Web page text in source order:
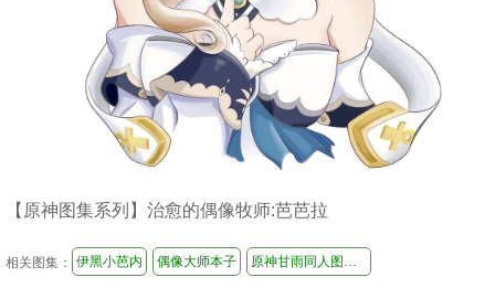
【原神图集系列】治愈的偶像牧师:芭芭拉
相关图集： 伊黑小芭内 偶像大师本子